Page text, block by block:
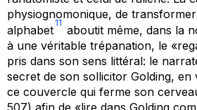
physiognomonique, de
alphabet
11
aboutit même, dans la
à une véritable trépanation, le
pris dans son sens littéral: le
secret de son sollicitor Golding, en
ce couvercle qui ferme son